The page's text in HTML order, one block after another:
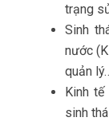
trạng
Sinh
nước
quản
Kinh tế
sinh